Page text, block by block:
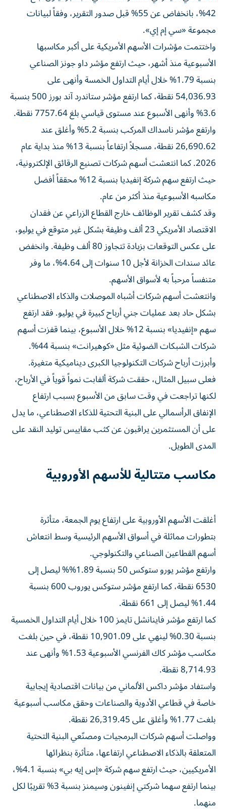
42%، بانخفاض عن 55% قبل صدور التقرير، وفقاً لبيانات
مجموعة «سي إم إي».
واختتمت مؤشرات الأسهم الأمريكية على أكبر مكاسبها
الأسبوعية منذ أشهر، حيث ارتفع مؤشر داو جونز الصناعي
بنسبة 1.79% خلال أيام التداول الخمسة وأنهى على
54,036.93 نقطة، كما ارتفع مؤشر ستاندرد آند بورز 500 بنسبة
3.6% وأنهى الأسبوع عند مستوى قياسي بلغ 7757.64 نقطة.
وارتفع مؤشر ناسداك المركب بنسبة 5.2% وأغلق عند
26,690.62 نقطة، مسجلاً ارتفاعاً بنسبة 13% منذ بداية عام
2026. كما انتعشت أسهم شركات تصنيع الرقائق الإلكترونية،
حيث ارتفع سهم شركة إنفيديا بنسبة 12% محققاً أفضل
مكاسبه الأسبوعية منذ أكثر من عام.
وقد كشف تقرير الوظائف خارج القطاع الزراعي عن فقدان
الاقتصاد الأمريكي 23 ألف وظيفة بشكل غير متوقع في يوليو،
على عكس التوقعات بزيادة تتجاوز 80 ألف وظيفة. وانخفض
عائد سندات الخزانة لأجل 10 سنوات إلى 4.64%، ما وفر
متنفساً مرحباً به لأسواق الأسهم.
وانتعشت أسهم شركات أشباه الموصلات والذكاء الاصطناعي
بشكل حاد بعد عمليات جني أرباح كبيرة في يوليو. فقد ارتفع
سهم «إنفيديا» بنسبة 12% خلال الأسبوع، بينما قفزت أسهم
شركات الشبكات الضوئية مثل «كوهيرانت» بنسبة 44%.
وأبرزت أرباح شركات التكنولوجيا الكبرى ديناميكية متغيرة.
فعلى سبيل المثال، حققت شركة ألفابت نمواً قوياً في الأرباح،
لكنها تراجعت في وقت سابق من الأسبوع بسبب ارتفاع
الإنفاق الرأسمالي على البنية التحتية للذكاء الاصطناعي، ما يدل
على أن المستثمرين يراقبون عن كثب مقاييس توليد النقد على
المدى الطويل.
مكاسب متتالية للأسهم الأوروبية
أغلقت الأسهم الأوروبية على ارتفاع يوم الجمعة، متأثرة
بتطورات مماثلة في أسواق الأسهم الرئيسية وسط انتعاش
أسهم القطاعين الصناعي والتكنولوجي.
وارتفع مؤشر يورو ستوكس 50 بنسبة 1.89%% ليصل إلى
6530 نقطة، كما ارتفع مؤشر ستوكس يوروب 600 بنسبة
1.44% ليصل إلى 661 نقطة.
كما ارتفع مؤشر فاينانشل تايمز 100 خلال أيام التداول الخمسية
بنسبة 0.30% لينهي على 10,901.09 نقطة، في حين بلغت
مكاسب مؤشر كاك الفرنسي الأسبوعية 1.53% وأنهى عند
8,714.93 نقطة.
واستفاد مؤشر داكس الألماني من بيانات اقتصادية إيجابية
خاصة في قطاعي الأدوية والصناعات وحقق مكاسب أسبوعية
بلغت 1.77% وأغلق على 26,319.45 نقطة.
وواصلت أسهم شركات البرمجيات ومصنّعي البنية التحتية
المتعلقة بالذكاء الاصطناعي ارتفاعها، متأثرة بنظرائها
الأمريكيين، حيث ارتفع سهم شركة «إس إيه بي» بنسبة 4.1%،
بينما ارتفع سهما شركتي إنفينون وسيمنز بنسبة 3% تقريبًا لكل
منهما.